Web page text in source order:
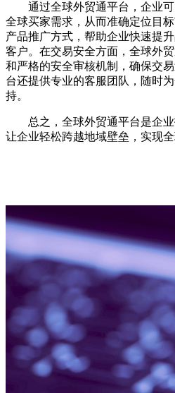
通过全球外贸通平台，企业可
全球买家需求，从而准确定位目
产品推广方式，帮助企业快速提
客户。在交易安全方面，全球外
和严格的安全审核机制，确保交
台还提供专业的客服团队，随时
持。
总之，全球外贸通平台是企业
让企业轻松跨越地域壁垒，实现全